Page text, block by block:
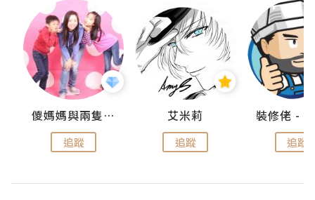
儍媽媽與兩隻小魔怪之家
追蹤
艾米莉
追蹤 追蹤